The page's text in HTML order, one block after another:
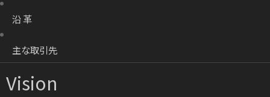
沿 革
主な取引先
Vision